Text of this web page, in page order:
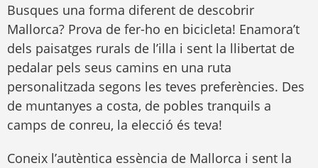
Busques una forma diferent de descobrir
Mallorca? Prova de fer-ho en bicicleta! Enamora’t
dels paisatges rurals de l’illa i sent la llibertat de
pedalar pels seus camins en una ruta
personalitzada segons les teves preferències. Des
de muntanyes a costa, de pobles tranquils a
camps de conreu, la elecció és teva!
Coneix l’autèntica essència de Mallorca i sent la